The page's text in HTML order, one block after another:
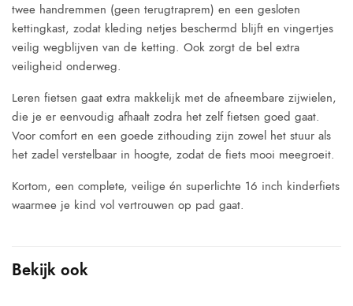
twee handremmen (geen terugtraprem) en een gesloten
kettingkast, zodat kleding netjes beschermd blijft en vingertjes
veilig wegblijven van de ketting. Ook zorgt de bel extra
veiligheid onderweg.
Leren fietsen gaat extra makkelijk met de afneembare zijwielen,
die je er eenvoudig afhaalt zodra het zelf fietsen goed gaat.
Voor comfort en een goede zithouding zijn zowel het stuur als
het zadel verstelbaar in hoogte, zodat de fiets mooi meegroeit.
Kortom, een complete, veilige én superlichte 16 inch kinderfiets
waarmee je kind vol vertrouwen op pad gaat.
Bekijk ook